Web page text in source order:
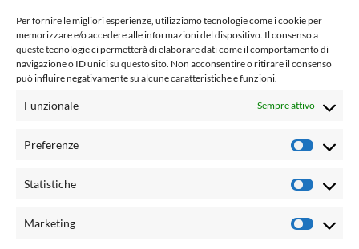
Per fornire le migliori esperienze, utilizziamo tecnologie come i cookie per
memorizzare e/o accedere alle informazioni del dispositivo. Il consenso a
queste tecnologie ci permetterà di elaborare dati come il comportamento di
navigazione o ID unici su questo sito. Non acconsentire o ritirare il consenso
può influire negativamente su alcune caratteristiche e funzioni.
Funzionale Sempre attivo
Preferenze
Statistiche
Marketing
www.laletteraturaenoi.it
fondato da Romano Luperini
Questo blog non rappresenta una testata giornalistica in
quanto viene aggiornato senza alcuna periodicità. Non può
legge n° 62 del 7.03.2001. L'autore non è responsabile per
email: